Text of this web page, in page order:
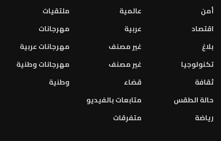
أمن
اقتصاد
بلاغ
تكنولوجيا
ثقافة
حالة الطقس
رياضة
عالمية
عربية
غير مصنف
غير مصنف
قضاء
متابعات بالفيديو
متفرقات
ملتقيات
مهرجانات
مهرجانات عربية
مهرجانات وطنية
وطنية